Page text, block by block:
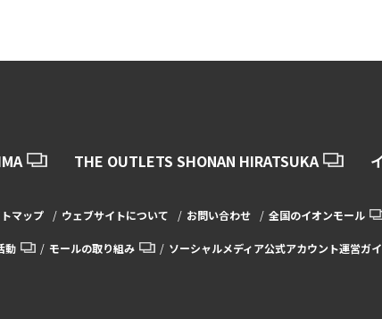
THE OUTLETS SHONAN HIRATSUKA
マップ ウェブサイトについて お問い合わせ 全国のイオンモール
動 モールの取り組み ソーシャルメディア公式アカウント運営ガ